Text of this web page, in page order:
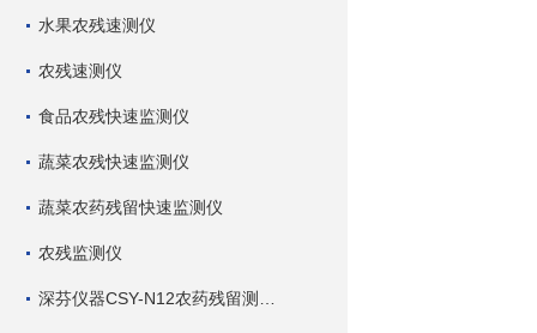
水果农残速测仪
农残速测仪
食品农残快速监测仪
蔬菜农残快速监测仪
蔬菜农药残留快速监测仪
农残监测仪